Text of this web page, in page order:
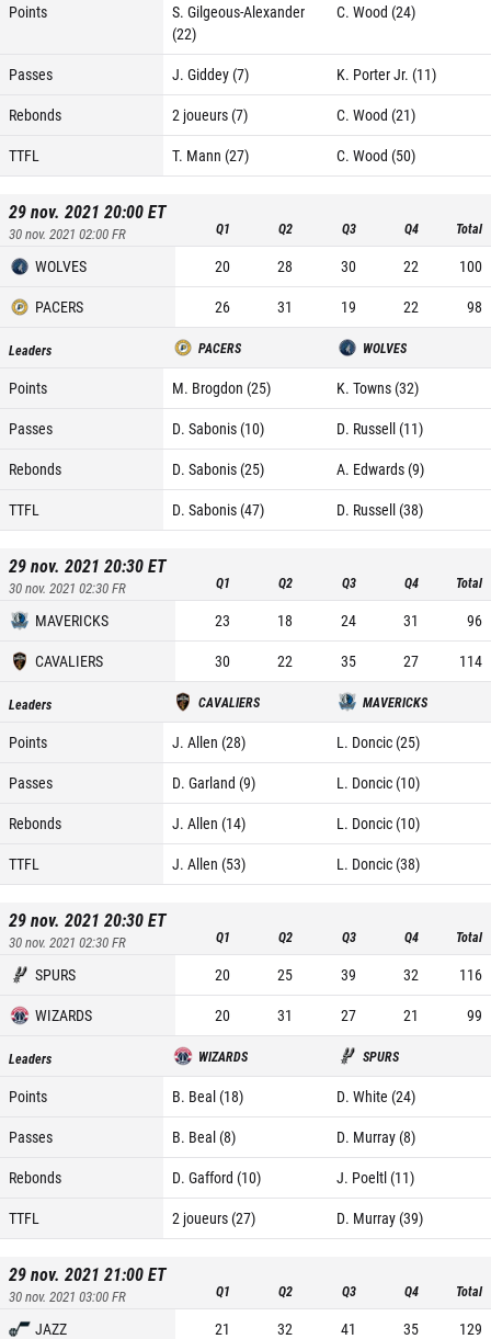
Points
S. Gilgeous-Alexander
(22)
C. Wood (24)
Passes J. Giddey (7)
K. Porter Jr. (11)
Rebonds
2 joueurs (7)
C. Wood (21)
TTFL
T. Mann (27) C. Wood (50)
29 nov. 2021 20:00ET
30 nov. 2021 02:00FR Q1 Q2 Q3 Q4 Total
WOLVES 20 28 30 22
100
PACERS
26 31 19 22 98
Leaders PACERS WOLVES
Points M. Brogdon (25)
K. Towns (32)
Passes
D. Sabonis (10)
D. Russell (11)
Rebonds
D. Sabonis (25)
A. Edwards (9)
TTFL
D. Sabonis (47) D. Russell (38)
29 nov. 2021 20:30ET
30 nov. 2021 02:30FR Q1 Q2 Q3 Q4 Total
MAVERICKS 23 18 24 31
96
CAVALIERS
30 22 35 27 114
Leaders CAVALIERS MAVERICKS
Points J. Allen (28)
L. Doncic (25)
Passes
D. Garland (9)
L. Doncic (10)
Rebonds
J. Allen (14)
L. Doncic (10)
TTFL
J. Allen (53) L. Doncic (38)
29 nov. 2021 20:30ET
30 nov. 2021 02:30FR Q1 Q2 Q3 Q4 Total
SPURS 20 25 39 32
116
WIZARDS
20 31 27 21 99
Leaders WIZARDS SPURS
Points B. Beal (18)
D. White (24)
Passes
B. Beal (8)
D. Murray (8)
Rebonds
D. Gafford (10)
J. Poeltl (11)
TTFL
2 joueurs (27) D. Murray (39)
29 nov. 2021 21:00ET
30 nov. 2021 03:00FR Q1 Q2 Q3 Q4 Total
JAZZ 21 32 41 35 129